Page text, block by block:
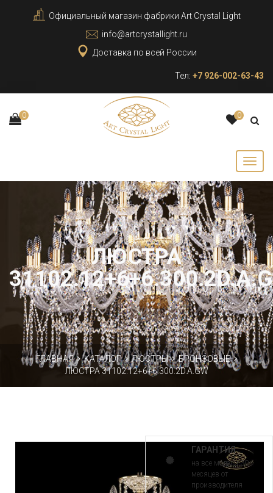
Официальный магазин фабрики Art Crystal Light
info@artcrystallight.ru
Доставка по всей России
Тел: +7 926-002-63-43
0 0
ЛЮСТРА
ГЛАВНАЯ КАТАЛОГ ЛЮСТРЫ
БРОНЗОВЫЕ
ЛЮСТРА 31102.12+6+6.300.2D.A.GW
ГАРАНТИЯ
на все модели 30
месяцев от
производителя